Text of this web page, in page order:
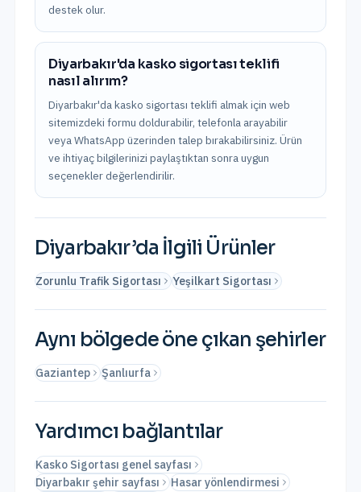
destek olur.
Diyarbakır'da kasko sigortası teklifi
nasıl alırım?
Diyarbakır'da kasko sigortası teklifi almak için web
sitemizdeki formu doldurabilir, telefonla arayabilir
veya WhatsApp üzerinden talep bırakabilirsiniz. Ürün
ve ihtiyaç bilgilerinizi paylaştıktan sonra uygun
seçenekler değerlendirilir.
Diyarbakır’da İlgili Ürünler
Zorunlu Trafik Sigortası Yeşilkart Sigortası
Aynı bölgede öne çıkan şehirler
Gaziantep Şanlıurfa
Yardımcı bağlantılar
Kasko Sigortası genel sayfası
Diyarbakır şehir sayfası
Hasar yönlendirmesi